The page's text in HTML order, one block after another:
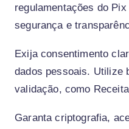
regulamentações do
segurança e
Exija consentimento
dados pessoais. Utilize
validação, como
Garanta criptografia,